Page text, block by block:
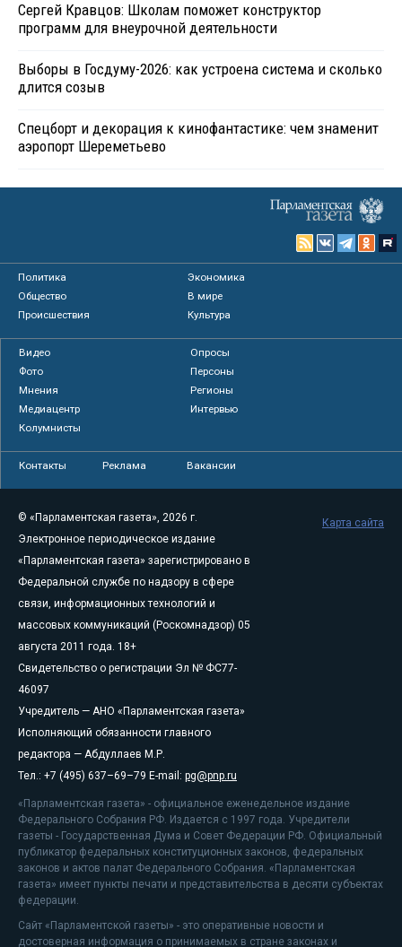
Сергей Кравцов: Школам поможет конструктор
программ для внеурочной деятельности
Выборы в Госдуму-2026: как устроена система и сколько
длится созыв
Спецборт и декорация к кинофантастике: чем знаменит
аэропорт Шереметьево
Политика
Экономика
Общество
В мире
Происшествия
Культура
Видео
Опросы
Фото
Персоны
Мнения
Регионы
Медиацентр
Интервью
Колумнисты
Контакты Реклама Вакансии
© «Парламентская газета», 2026 г.
Электронное периодическое издание
«Парламентская газета» зарегистрировано в
Федеральной службе по надзору в сфере
связи, информационных технологий и
массовых коммуникаций (Роскомнадзор) 05
августа 2011 года. 18+
Свидетельство о регистрации Эл № ФС77-
46097
Учредитель — АНО «Парламентская газета»
Исполняющий обязанности главного
редактора — Абдуллаев М.Р.
Тел.: +7 (495) 637–69–79 E-mail: pg@pnp.ru
«Парламентская газета» - официальное еженедельное издание
Федерального Собрания РФ. Издается с 1997 года. Учредители
газеты - Государственная Дума и Совет Федерации РФ. Официальный
публикатор федеральных конституционных законов, федеральных
законов и актов палат Федерального Собрания. «Парламентская
газета» имеет пункты печати и представительства в десяти субъектах
федерации.
Сайт «Парламентской газеты» - это оперативные новости и
достоверная информация о принимаемых в стране законах и
Карта сайта